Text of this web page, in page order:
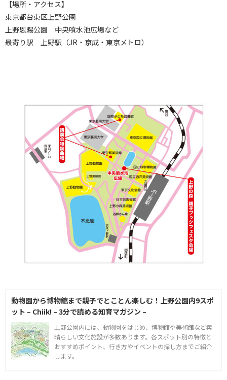
【場所・アクセス】
東京都台東区上野公園
上野恩賜公園 中央噴水池広場など
最寄り駅 上野駅（JR・京成・東京メトロ）
動物園から博物館まで親子でとことん楽しむ！上野公園内9スポ
ット – Chiik! – 3分で読める知育マガジン –
上野公園内には、動物園をはじめ、博物館や美術館など素
晴らしい文化施設が多数あります。各スポット別の特徴と
おすすめポイント、行き方やイベントの探し方までご紹介
します。